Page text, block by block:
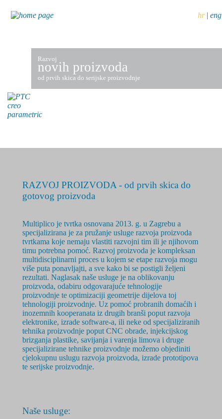
hr| eng
Razvoj
novih proizvoda
od prvih skica do serijske proizvodnje
RAZVOJ PROIZVODA - od prvih skica do
gotovog proizvoda
Multiplico je tvrtka osnovana 2013. g. u Zagrebu a
specijalizirana je za pružanje usluge razvoja proizvoda
tvrtkama koje nemaju vlastiti razvojni tim ili je njihovom
timu potrebna pomoć. Razvoj proizvoda je kompleksan
multidisciplinarni proces u kojem se etape razvoja mogu
više puta ponavljajti, a sve kako bi se postigli željeni
rezultati. Naglasak naše usluge je na oblikovanju
proizvoda, odabiru odgovarajuće tehnologije
proizvodnje te optimizaciji geometrije dijelova toj
tehnologiji proizvodnje. Uz pomoć probranih domaćih i
inozemnih kooperanata iz drugih branši poput razvoja
elektronike, izrade software-a, ili neke od specijaliziranih
tehnika proizvodnje poput CNC obrade, injekcijskog
brizganja plastike, savijanja i varenja limova i druge
specijalizirane tehnike proizvodnje možemo objediniti
cjelokupnu uslugu razvoja proizvoda, izrade prototipova
te serijske proizvodnje.
Naše usluge: